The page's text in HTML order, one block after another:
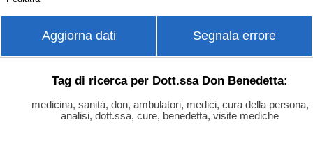
Aggiorna dati Segnala errore
Tag di ricerca per Dott.ssa Don Benedetta:
medicina, sanità, don, ambulatori, medici, cura della persona,
analisi, dott.ssa, cure, benedetta, visite mediche